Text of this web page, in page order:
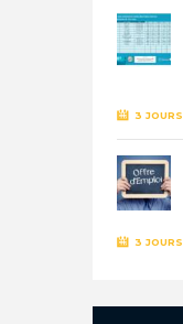
3 JOURS
3 JOURS